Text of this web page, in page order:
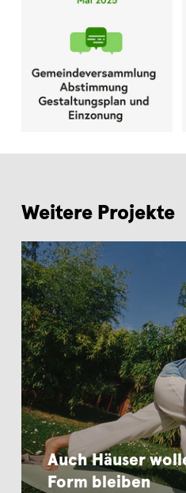
Weitere Projekte
Auch Häuser
Form bleiben